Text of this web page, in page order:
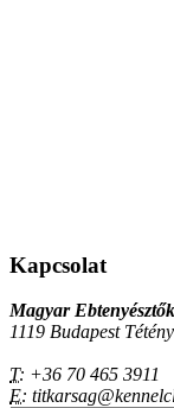
Kapcsolat
Magyar
1119 Budapest
T: +36 70 465 3911
E: